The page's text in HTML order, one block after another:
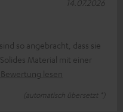
so angebracht, dass sie
Material mit einer
lesen
(automatisch übersetzt *)
14.07.2026